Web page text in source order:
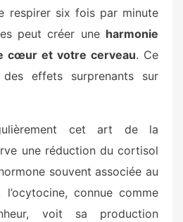
respirer six fois par minute
peut créer une harmonie
cœur et votre cerveau. Ce
effets surprenants sur
cet art de la
une réduction du cortisol
souvent associée au
l’ocytocine, connue comme
voit sa production